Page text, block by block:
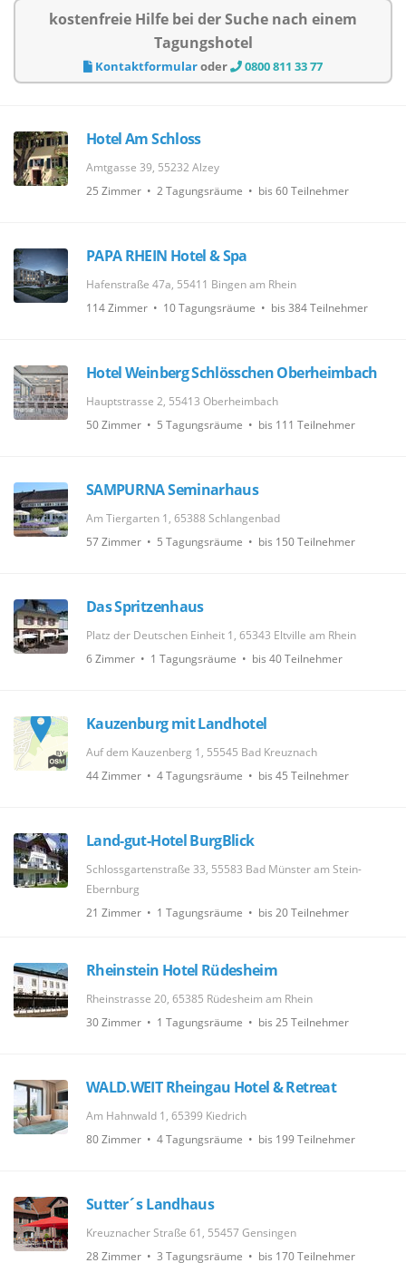
kostenfreie Hilfe bei der Suche nach einem
Tagungshotel
Kontaktformularoder 0800 811 33 77
Hotel Am Schloss
Amtgasse 39, 55232 Alzey
25 Zimmer • 2 Tagungsräume • bis 60 Teilnehmer
PAPA RHEIN Hotel & Spa
Hafenstraße 47a, 55411 Bingen am Rhein
114 Zimmer • 10 Tagungsräume • bis 384 Teilnehmer
Hotel Weinberg Schlösschen Oberheimbach
Hauptstrasse 2, 55413 Oberheimbach
50 Zimmer • 5 Tagungsräume • bis 111 Teilnehmer
SAMPURNA Seminarhaus
Am Tiergarten 1, 65388 Schlangenbad
57 Zimmer • 5 Tagungsräume • bis 150 Teilnehmer
Das Spritzenhaus
Platz der Deutschen Einheit 1, 65343 Eltville am Rhein
6 Zimmer • 1 Tagungsräume • bis 40 Teilnehmer
Kauzenburg mit Landhotel
Auf dem Kauzenberg 1, 55545 Bad Kreuznach
44 Zimmer • 4 Tagungsräume • bis 45 Teilnehmer
Land-gut-Hotel BurgBlick
Schlossgartenstraße 33, 55583 Bad Münster am Stein-
Ebernburg
21 Zimmer • 1 Tagungsräume • bis 20 Teilnehmer
Rheinstein Hotel Rüdesheim
Rheinstrasse 20, 65385 Rüdesheim am Rhein
30 Zimmer • 1 Tagungsräume • bis 25 Teilnehmer
WALD.WEIT Rheingau Hotel & Retreat
Am Hahnwald 1, 65399 Kiedrich
80 Zimmer • 4 Tagungsräume • bis 199 Teilnehmer
Sutter´s Landhaus
Kreuznacher Straße 61, 55457 Gensingen
28 Zimmer • 3 Tagungsräume • bis 170 Teilnehmer